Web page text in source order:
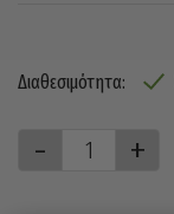
Διαθεσιμότητα: